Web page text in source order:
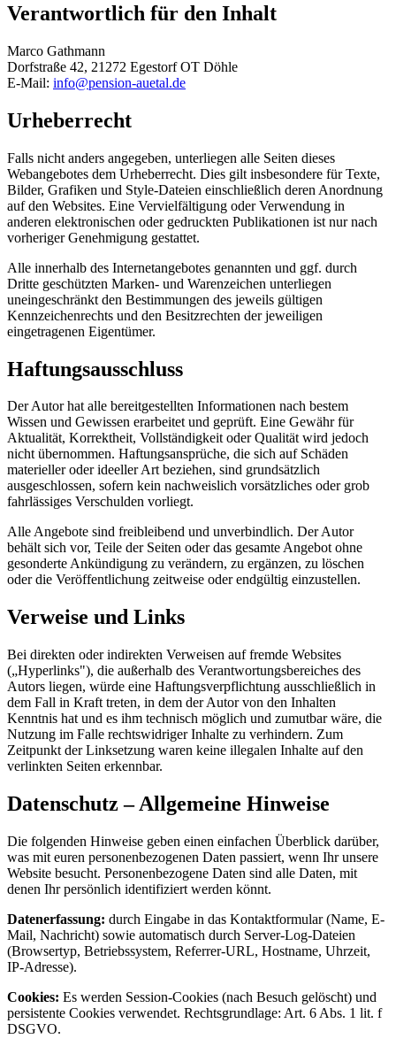
Verantwortlich für den Inhalt
Marco Gathmann
Dorfstraße 42, 21272 Egestorf OT Döhle
E-Mail: info@pension-auetal.de
Urheberrecht
Falls nicht anders angegeben, unterliegen alle Seiten dieses
Webangebotes dem Urheberrecht. Dies gilt insbesondere für Texte,
Bilder, Grafiken und Style-Dateien einschließlich deren Anordnung
auf den Websites. Eine Vervielfältigung oder Verwendung in
anderen elektronischen oder gedruckten Publikationen ist nur nach
vorheriger Genehmigung gestattet.
Alle innerhalb des Internetangebotes genannten und ggf. durch
Dritte geschützten Marken- und Warenzeichen unterliegen
uneingeschränkt den Bestimmungen des jeweils gültigen
Kennzeichenrechts und den Besitzrechten der jeweiligen
eingetragenen Eigentümer.
Haftungsausschluss
Der Autor hat alle bereitgestellten Informationen nach bestem
Wissen und Gewissen erarbeitet und geprüft. Eine Gewähr für
Aktualität, Korrektheit, Vollständigkeit oder Qualität wird jedoch
nicht übernommen. Haftungsansprüche, die sich auf Schäden
materieller oder ideeller Art beziehen, sind grundsätzlich
ausgeschlossen, sofern kein nachweislich vorsätzliches oder grob
fahrlässiges Verschulden vorliegt.
Alle Angebote sind freibleibend und unverbindlich. Der Autor
behält sich vor, Teile der Seiten oder das gesamte Angebot ohne
gesonderte Ankündigung zu verändern, zu ergänzen, zu löschen
oder die Veröffentlichung zeitweise oder endgültig einzustellen.
Verweise und Links
Bei direkten oder indirekten Verweisen auf fremde Websites
(„Hyperlinks"), die außerhalb des Verantwortungsbereiches des
Autors liegen, würde eine Haftungsverpflichtung ausschließlich in
dem Fall in Kraft treten, in dem der Autor von den Inhalten
Kenntnis hat und es ihm technisch möglich und zumutbar wäre, die
Nutzung im Falle rechtswidriger Inhalte zu verhindern. Zum
Zeitpunkt der Linksetzung waren keine illegalen Inhalte auf den
verlinkten Seiten erkennbar.
Datenschutz – Allgemeine Hinweise
Die folgenden Hinweise geben einen einfachen Überblick darüber,
was mit euren personenbezogenen Daten passiert, wenn Ihr unsere
Website besucht. Personenbezogene Daten sind alle Daten, mit
denen Ihr persönlich identifiziert werden könnt.
Datenerfassung: durch Eingabe in das Kontaktformular (Name, E-
Mail, Nachricht) sowie automatisch durch Server-Log-Dateien
(Browsertyp, Betriebssystem, Referrer-URL, Hostname, Uhrzeit,
IP-Adresse).
Cookies: Es werden Session-Cookies (nach Besuch gelöscht) und
persistente Cookies verwendet. Rechtsgrundlage: Art. 6 Abs. 1 lit. f
DSGVO.